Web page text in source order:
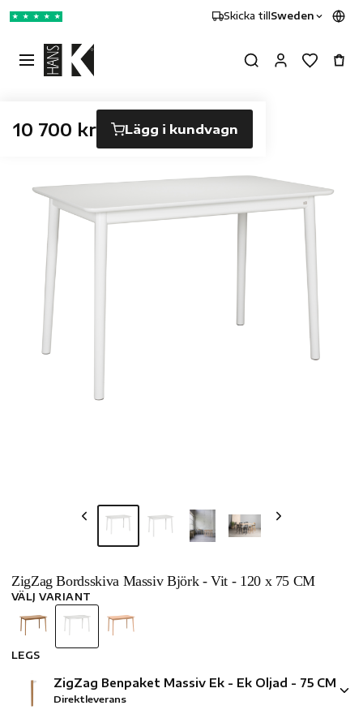
★ ★ ★ ★ ★ Skicka till Sweden
ZigZag Bordsskiva Massiv Björk - Vit - 120 x 75 CM
VÄLJ VARIANT
LEGS
ZigZag Benpaket Massiv Ek - Ek Oljad - 75 CM
Direktleverans
10 700 kr Lägg i kundvagn